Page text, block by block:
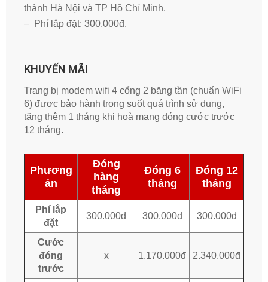
thành Hà Nội và TP Hồ Chí Minh.
– Phí lắp đặt: 300.000đ.
KHUYẾN MÃI
Trang bị modem wifi 4 cổng 2 băng tần (chuẩn WiFi
6) được bảo hành trong suốt quá trình sử dụng,
tặng thêm 1 tháng khi hoà mạng đóng cước trước
12 tháng.
Phương
án
Đóng
hàng
tháng
Đóng 6
tháng
Đóng 12
tháng
Phí lắp
đặt
300.000đ 300.000đ 300.000đ
Cước
đóng
trước
x 1.170.000đ 2.340.000đ